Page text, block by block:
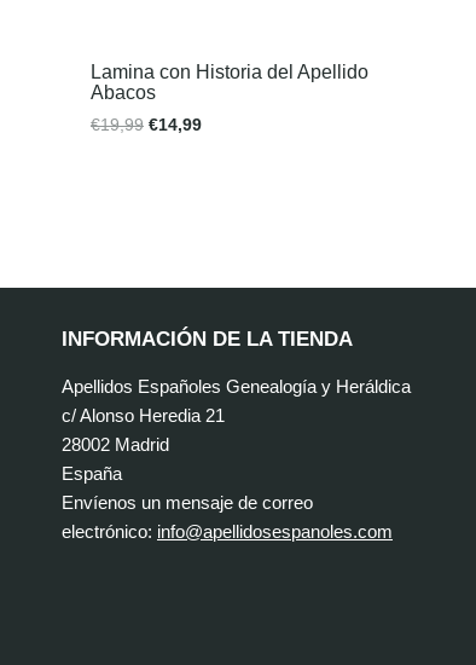
Lamina con Historia del Apellido
Abacos
€19,99 €14,99
INFORMACIÓN DE LA TIENDA
Apellidos Españoles Genealogía y Heráldica
c/ Alonso Heredia 21
28002 Madrid
España
Envíenos un mensaje de correo
electrónico: info@apellidosespanoles.com